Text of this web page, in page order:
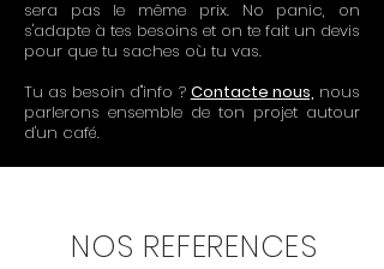
sera pas le même prix. No panic, on
s'adapte à tes besoins et on te fait un devis
pour que tu saches où tu vas.
Tu as besoin d''info ? Contacte nous, nous
parlerons ensemble de ton projet autour
d'un café.
NOS REFERENCES